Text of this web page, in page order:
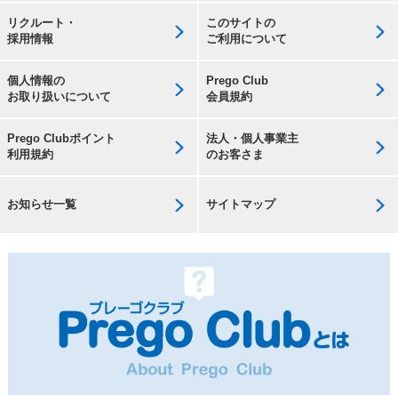
リクルート・
採用情報
このサイトの
ご利用について
個人情報の
お取り扱いについて
Prego Club
会員規約
Prego Clubポイント
利用規約
法人・個人事業主
のお客さま
お知らせ一覧 サイトマップ